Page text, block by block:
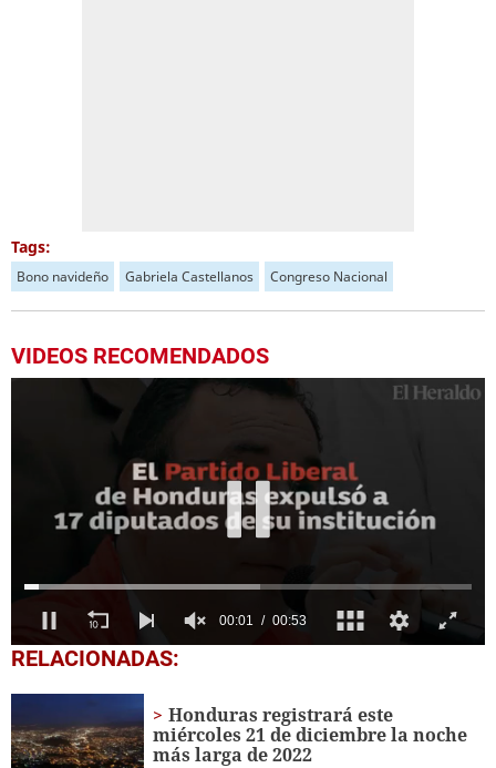
Tags:
Bono navideño Gabriela Castellanos Congreso Nacional
VIDEOS RECOMENDADOS
0
seconds
seconds
RELACIONADAS:
Honduras registrará este
miércoles 21 de diciembre la noche
más larga de 2022